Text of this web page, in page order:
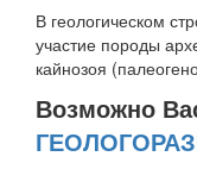
В геологическом
участие породы
кайнозоя
Возможно